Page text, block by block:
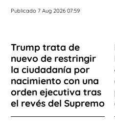
Publicado 7 Aug 2026 07:59
Trump trata de
nuevo de restringir
la ciudadanía por
nacimiento con una
orden ejecutiva tras
el revés del Supremo